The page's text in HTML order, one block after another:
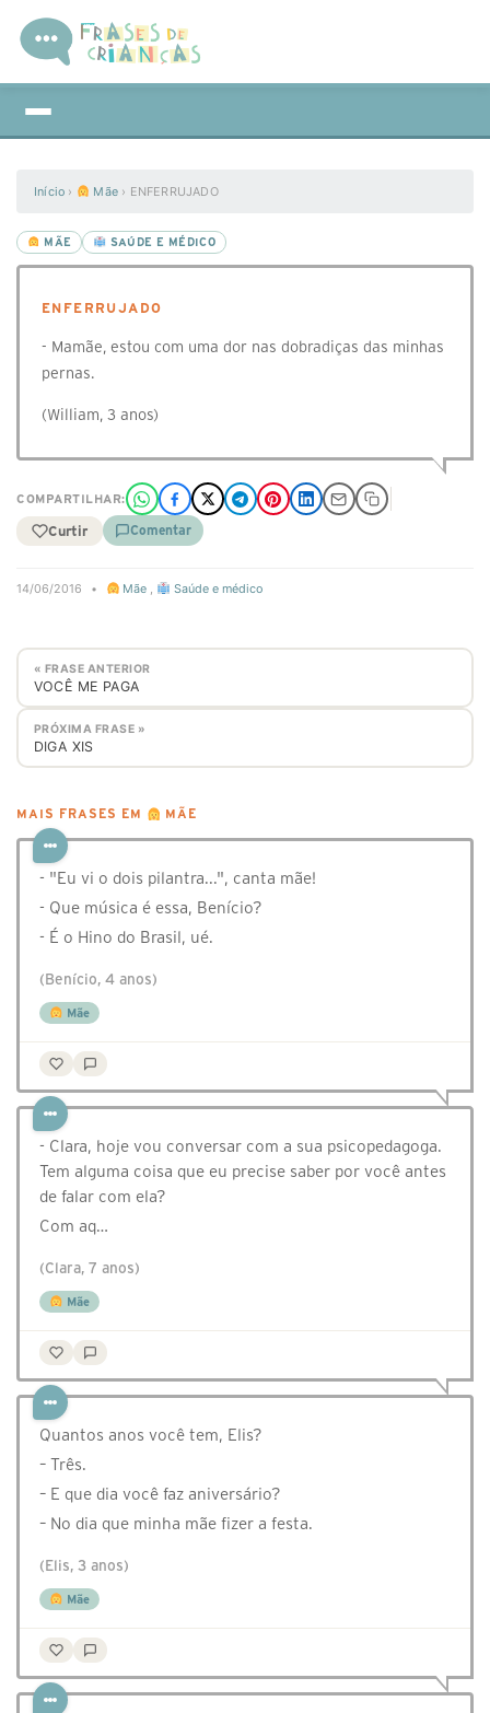
Início › Mãe › ENFERRUJADO
MÃE SAÚDE E MÉDICO
ENFERRUJADO
- Mamãe, estou com uma dor nas dobradiças das minhas
pernas.
(William, 3 anos)
COMPARTILHAR:
Curtir Comentar
14/06/2016 • Mãe , Saúde e médico
« FRASE ANTERIOR
VOCÊ ME PAGA
PRÓXIMA FRASE »
DIGA XIS
MAIS FRASES EM MÃE
- "Eu vi o dois pilantra...", canta mãe!⠀
- Que música é essa, Benício?⠀
- É o Hino do Brasil, ué.⠀⠀
(Benício, 4 anos)
Mãe
- Clara, hoje vou conversar com a sua psicopedagoga.
Tem alguma coisa que eu precise saber por você antes
de falar com ela?
Com aq…
(Clara, 7 anos)
Mãe
Quantos anos você tem, Elis?
– Três.
– E que dia você faz aniversário?
– No dia que minha mãe fizer a festa.
(Elis, 3 anos)
Mãe